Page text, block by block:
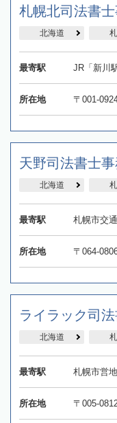
札幌北司法書
北海道
最寄駅 JR「新川
所在地 〒001-
天野司法書士
北海道
最寄駅 札幌市交
所在地 〒064-
ライラック司
北海道
最寄駅 札幌市営
所在地 〒005-